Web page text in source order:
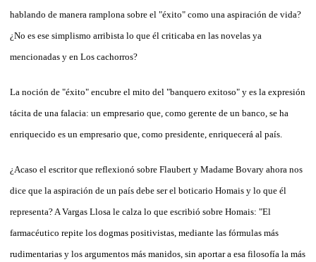
hablando de manera ramplona sobre el "éxito" como una aspiración de vida?
¿No es ese simplismo arribista lo que él criticaba en las novelas ya
mencionadas y en Los cachorros?
La noción de "éxito" encubre el mito del "banquero exitoso" y es la expresión
tácita de una falacia: un empresario que, como gerente de un banco, se ha
enriquecido es un empresario que, como presidente, enriquecerá al país.
¿Acaso el escritor que reflexionó sobre Flaubert y Madame Bovary ahora nos
dice que la aspiración de un país debe ser el boticario Homais y lo que él
representa? A Vargas Llosa le calza lo que escribió sobre Homais: "El
farmacéutico repite los dogmas positivistas, mediante las fórmulas más
rudimentarias y los argumentos más manidos, sin aportar a esa filosofía la más